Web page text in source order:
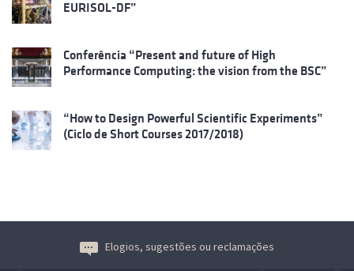
EURISOL-DF”
Conferência “Present and future of High
Performance Computing: the vision from the BSC”
“How to Design Powerful Scientific Experiments”
(Ciclo de Short Courses 2017/2018)
Elogios, sugestões ou reclamações